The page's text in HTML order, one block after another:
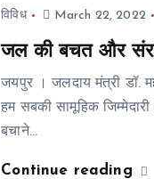
विविध March 22, 2022
जल की बचत और
जयपुर । जलदाय मंत्री डॉ.
हम सबकी सामूहिक
बचाने…
Continue reading